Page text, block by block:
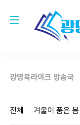
광명북라이크 방송국
전체 겨울이 품은 봄